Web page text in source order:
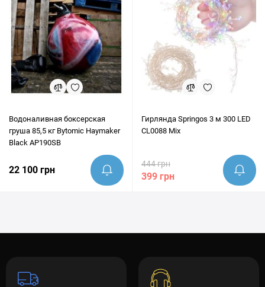
Водоналивная боксерская
груша 85,5 кг Bytomic Haymaker
Black AP190SB
22 100 грн
Гирлянда Springos 3 м 300 LED
CL0088 Mix
444 грн
399 грн